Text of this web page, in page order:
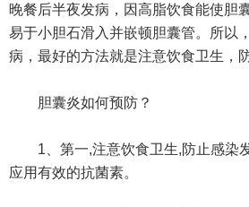
晚餐后半夜发病，因高脂饮食能使胆
易于小胆石滑入并嵌顿胆囊管。所以
病，最好的方法就是注意饮食卫生，
胆囊炎如何预防？
1、第一,注意饮食卫生,防止感染
应用有效的抗菌素。